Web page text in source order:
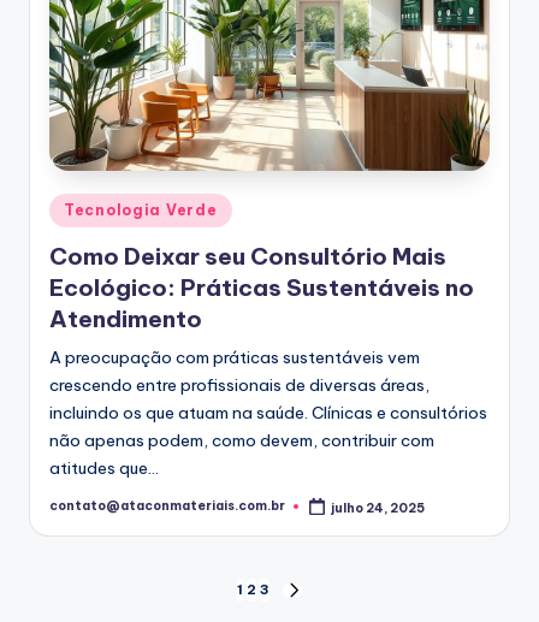
Posted
Tecnologia Verde
Como Deixar seu Consultório Mais
Ecológico: Práticas Sustentáveis no
Atendimento
A preocupação com práticas sustentáveis vem
crescendo entre profissionais de diversas áreas,
incluindo os que atuam na saúde. Clínicas e consultórios
não apenas podem, como devem, contribuir com
atitudes que…
Posted
contato@ataconmateriais.com.br julho 24, 2025
1 2 3